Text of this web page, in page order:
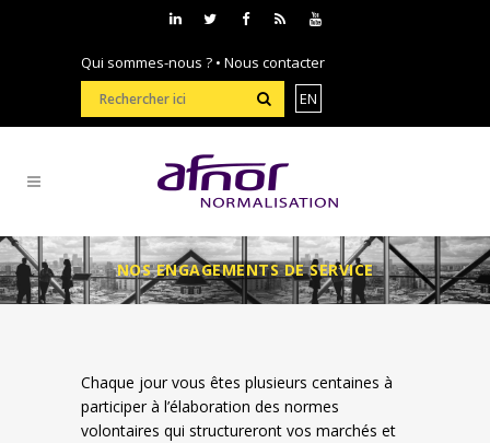
Qui sommes-nous ? • Nous contacter
EN
NOS ENGAGEMENTS DE SERVICE
Chaque jour vous êtes plusieurs centaines à
participer à l’élaboration des normes
volontaires qui structureront vos marchés et